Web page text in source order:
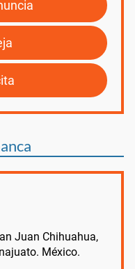
Juan Chihuahua,
México.